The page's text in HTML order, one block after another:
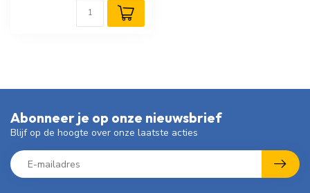
Abonneer je op onze nieuwsbrief
Blijf op de hoogte over onze laatste acties